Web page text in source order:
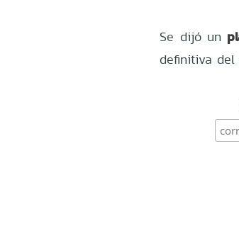
Se dijó un
definitiva del